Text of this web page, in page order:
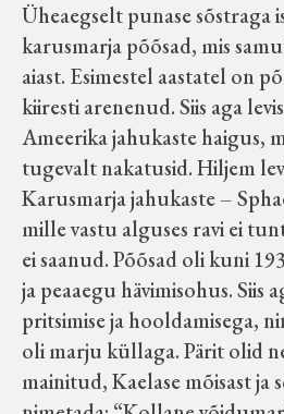
Üheaegselt punase sõstraga
karusmarja põõsad, mis
aiast. Esimestel aastatel on
kiiresti arenenud. Siis aga
Ameerika jahukaste haigus,
tugevalt nakatusid. Hiljem
Karusmarja jahukaste –
mille vastu alguses ravi ei
ei saanud. Põõsad oli kuni
ja peaaegu hävimisohus. Siis
pritsimise ja hooldamisega,
oli marju küllaga. Pärit olid
mainitud, Kaelase mõisast ja